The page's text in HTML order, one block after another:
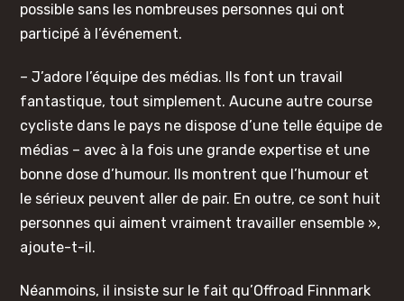
possible sans les nombreuses personnes qui ont
participé à l’événement.
– J’adore l’équipe des médias. Ils font un travail
fantastique, tout simplement. Aucune autre course
cycliste dans le pays ne dispose d’une telle équipe de
médias – avec à la fois une grande expertise et une
bonne dose d’humour. Ils montrent que l’humour et
le sérieux peuvent aller de pair. En outre, ce sont huit
personnes qui aiment vraiment travailler ensemble »,
ajoute-t-il.
Néanmoins, il insiste sur le fait qu’Offroad Finnmark